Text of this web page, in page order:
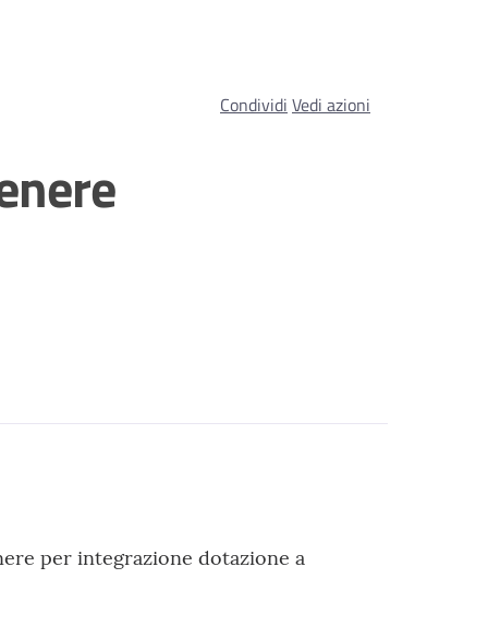
Condividi Vedi azioni
per integrazione dotazione a